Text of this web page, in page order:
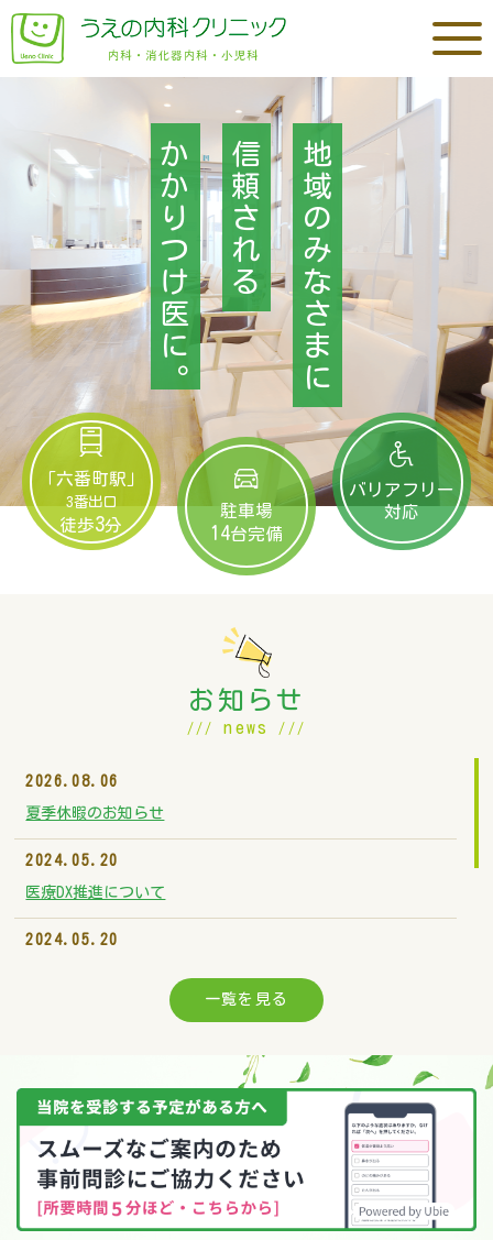
地
域
の
み
な
さ
ま
に
信
頼
さ
れ
る
か
か
り
つ
け
医
に
。
「六番町駅」
3番出口
徒歩3分
駐車場
14台完備
バリアフリー
対応
お知らせ
///news ///
2026.08.06
夏季休暇のお知らせ
2024.05.20
医療DX推進について
2024.05.20
2024.02.22
看護師さんを募集しています
一覧を見る